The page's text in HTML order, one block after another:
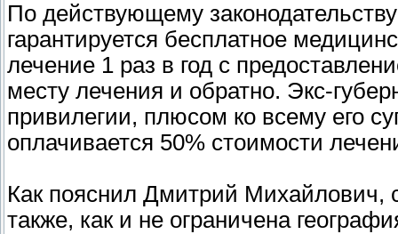
По действующему
гарантируется бесплатное
лечение 1 раз в год с
месту лечения и обратно. Экс-
привилегии, плюсом ко всему его
оплачивается 50% стоимости
Как пояснил Дмитрий Михайлович,
также, как и не ограничена